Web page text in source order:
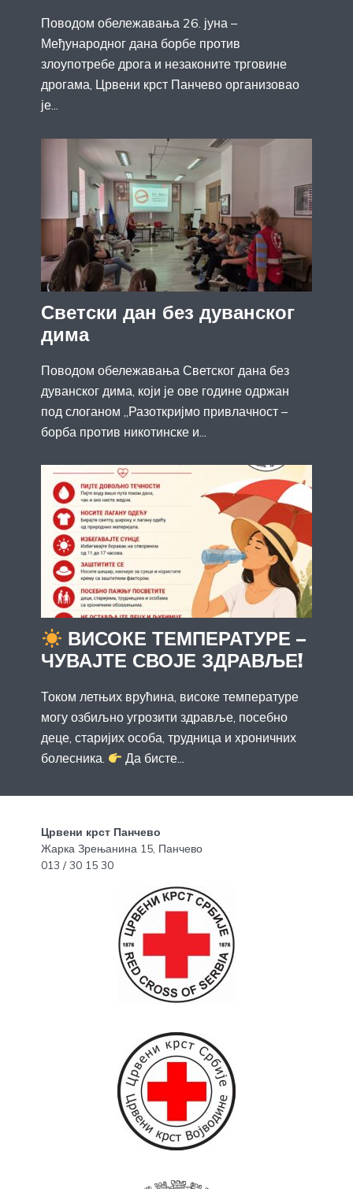
Поводом обележавања 26. јуна –
Међународног дана борбе против
злоупотребе дрога и незаконите трговине
дрогама, Црвени крст Панчево организовао
је...
Светски дан без дуванског
дима
Поводом обележавања Светског дана без
дуванског дима, који је ове године одржан
под слоганом „Разоткријмо привлачност –
борба против никотинске и...
ВИСОКЕ ТЕМПЕРАТУРЕ –
ЧУВАЈТЕ СВОЈЕ ЗДРАВЉЕ!
Током летњих врућина, високе температуре
могу озбиљно угрозити здравље, посебно
деце, старијих особа, трудница и хроничних
болесника.
Да бисте...
Црвени крст Панчево
Жарка Зрењанина 15, Панчево
013 / 30 15 30